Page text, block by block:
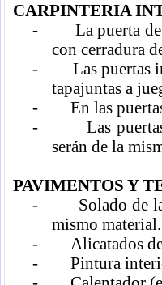
CARPINTERIA
-
La puerta
con cerradura
-
Las puertas
tapajuntas a
-
En las
-
Las
serán de la
PAVIMENTOS Y
-
Solado de
mismo material.
-
Alicatados
-
Pintura